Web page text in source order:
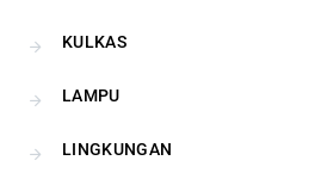
KULKAS
LAMPU
LINGKUNGAN